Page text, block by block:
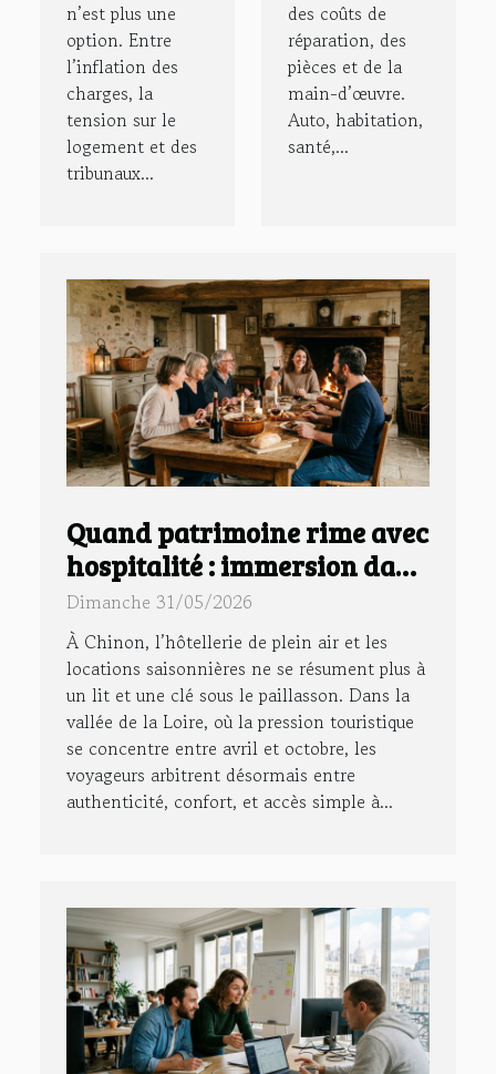
n’est plus une
option. Entre
l’inflation des
charges, la
tension sur le
logement et des
tribunaux...
des coûts de
réparation, des
pièces et de la
main-d’œuvre.
Auto, habitation,
santé,...
Quand patrimoine rime avec
hospitalité : immersion dans
un gîte à chinon
Dimanche 31/05/2026
À Chinon, l’hôtellerie de plein air et les
locations saisonnières ne se résument plus à
un lit et une clé sous le paillasson. Dans la
vallée de la Loire, où la pression touristique
se concentre entre avril et octobre, les
voyageurs arbitrent désormais entre
authenticité, confort, et accès simple à...